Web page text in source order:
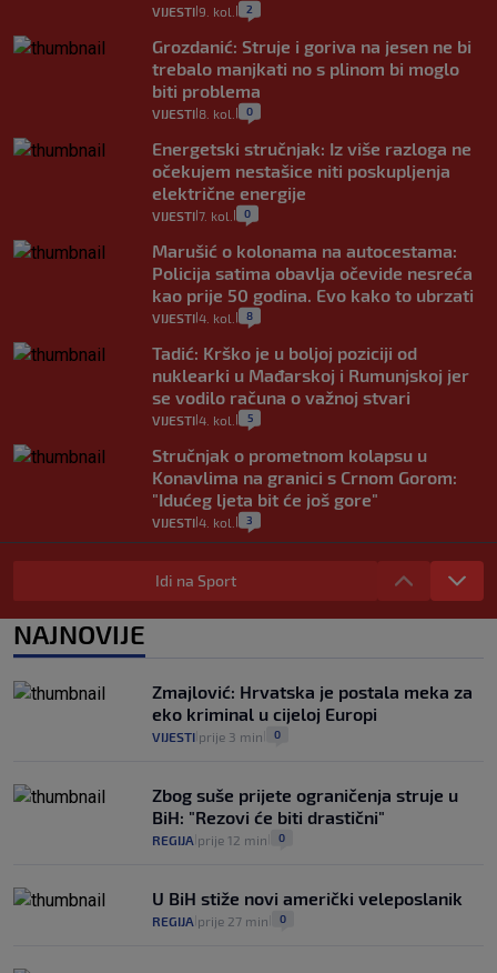
VIJESTI 9. kol. 2
Grozdanić: Struje i goriva na jesen ne bi
trebalo manjkati no s plinom bi moglo
biti problema
VIJESTI 8. kol. 0
Energetski stručnjak: Iz više razloga ne
očekujem nestašice niti poskupljenja
električne energije
VIJESTI 7. kol. 0
Marušić o kolonama na autocestama:
Policija satima obavlja očevide nesreća
kao prije 50 godina. Evo kako to ubrzati
VIJESTI 4. kol. 8
Tadić: Krško je u boljoj poziciji od
nuklearki u Mađarskoj i Rumunjskoj jer
se vodilo računa o važnoj stvari
VIJESTI 4. kol. 5
Stručnjak o prometnom kolapsu u
Konavlima na granici s Crnom Gorom:
"Idućeg ljeta bit će još gore"
VIJESTI 4. kol. 3
Iz Hrvatske u Italiju može se i preko
mora. Provjerili smo brodske linije i
2
rajčica košta deset eura: "Nećete ih
vidjeti na akcijama u trgovinama"
8
Idi na Sport
NAJNOVIJE
Zmajlović: Hrvatska je postala meka za
eko kriminal u cijeloj Europi
VIJESTI prije 3 min 0
Zbog suše prijete ograničenja struje u
BiH: "Rezovi će biti drastični"
REGIJA prije 12 min 0
U BiH stiže novi američki veleposlanik
REGIJA prije 27 min 0